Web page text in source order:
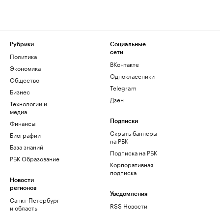
Рубрики
Политика
Экономика
Общество
Бизнес
Технологии и
медиа
Финансы
Биографии
База знаний
РБК Образование
Новости
регионов
Санкт-Петербург
и область
Социальные
сети
ВКонтакте
Одноклассники
Telegram
Дзен
Подписки
Скрыть баннеры
на РБК
Подписка на РБК
Корпоративная
подписка
Уведомления
RSS Новости